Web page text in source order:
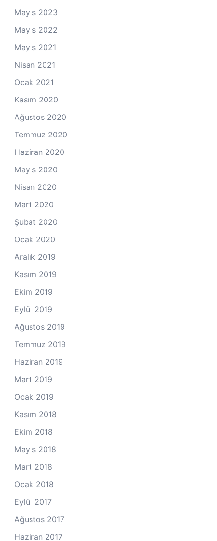
Mayıs 2023
Mayıs 2022
Mayıs 2021
Nisan 2021
Ocak 2021
Kasım 2020
Ağustos 2020
Temmuz 2020
Haziran 2020
Mayıs 2020
Nisan 2020
Mart 2020
Şubat 2020
Ocak 2020
Aralık 2019
Kasım 2019
Ekim 2019
Eylül 2019
Ağustos 2019
Temmuz 2019
Haziran 2019
Mart 2019
Ocak 2019
Kasım 2018
Ekim 2018
Mayıs 2018
Mart 2018
Ocak 2018
Eylül 2017
Ağustos 2017
Haziran 2017